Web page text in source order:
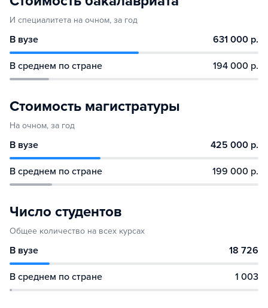
И специалитета на очном, за год
В вузе 631 000 р.
В среднем по стране 194 000 р.
Стоимость магистратуры
На очном, за год
В вузе 425 000 р.
В среднем по стране 199 000 р.
Число студентов
Общее количество на всех курсах
В вузе 18 726
В среднем по стране 1 003